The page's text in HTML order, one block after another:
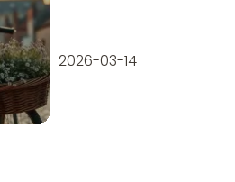
2026-03-14